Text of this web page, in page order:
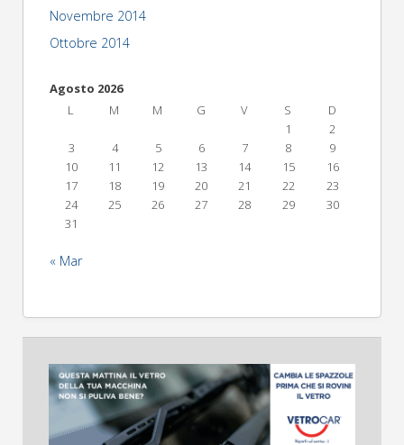
Novembre 2014
Ottobre 2014
Agosto 2026
L
M M G V S
D
1
2
3
4 5 6 7 8
9
10
11 12 13 14 15
16
17
18 19 20 21 22
23
24
25 26 27 28 29
30
31
« Mar